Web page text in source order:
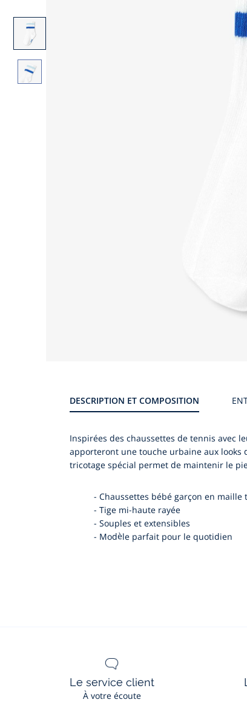
DESCRIPTION ET COMPOSITION
Inspirées des chaussettes de tennis avec
apporteront une touche urbaine aux
tricotage spécial permet de maintenir le
- Chaussettes bébé garçon en maille
- Tige mi-haute rayée
- Souples et extensibles
- Modèle parfait pour le quotidien
Le service client
À votre écoute